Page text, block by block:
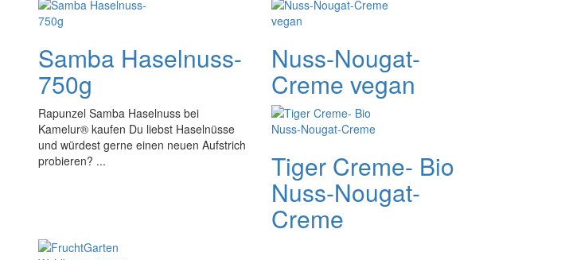
Samba Haselnuss-
750g
Rapunzel Samba Haselnuss bei
Kamelur® kaufen Du liebst Haselnüsse
und würdest gerne einen neuen Aufstrich
probieren? ...
Nuss-Nougat-
Creme vegan
Tiger Creme- Bio
Nuss-​Nougat-
Creme